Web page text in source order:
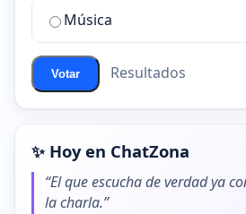
ChatZona?
Música
Votar Resultados
✨ Hoy en ChatZona
“El que escucha de verdad ya
la charla.”